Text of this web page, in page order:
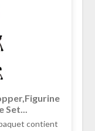
Set...
contient